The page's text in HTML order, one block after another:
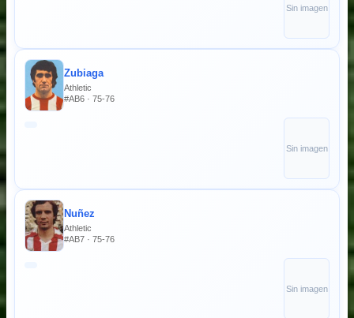
Sin imagen
Zubiaga
Athletic
#AB6 · 75-76
Sin imagen
Nuñez
Athletic
#AB7 · 75-76
Sin imagen